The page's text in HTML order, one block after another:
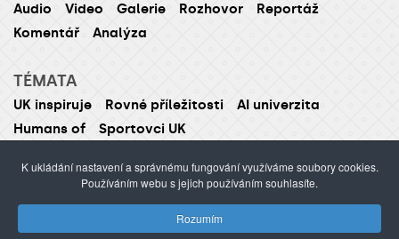
Audio Video Galerie Rozhovor
Reportáž
Komentář
Analýza
TÉMATA
UK inspiruje Rovné příležitosti
AI univerzita
Humans of
Sportovci UK
Publikování nebo šíření obsahu je zakázáno bez
K ukládání nastavení a správnému fungování využíváme soubory cookies.
Používáním webu s jejich používáním souhlasíte.
Rozumím